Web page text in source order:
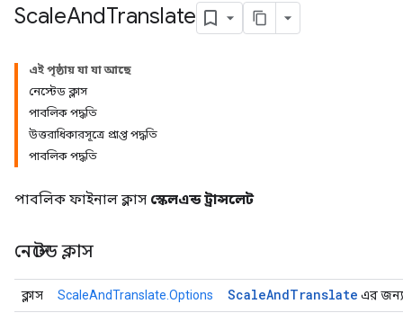
ScaleAndTranslate
এই পৃষ্ঠায় যা যা আছে
নেস্টেড ক্লাস
পাবলিক পদ্ধতি
উত্তরাধিকারসূত্রে প্রাপ্ত পদ্ধতি
পাবলিক পদ্ধতি
পাবলিক ফাইনাল ক্লাস স্কেলএন্ড ট্রান্সলেট
নেস্টেড ক্লাস
ক্লাস ScaleAndTranslate.Options ScaleAndTranslate এর জন্য